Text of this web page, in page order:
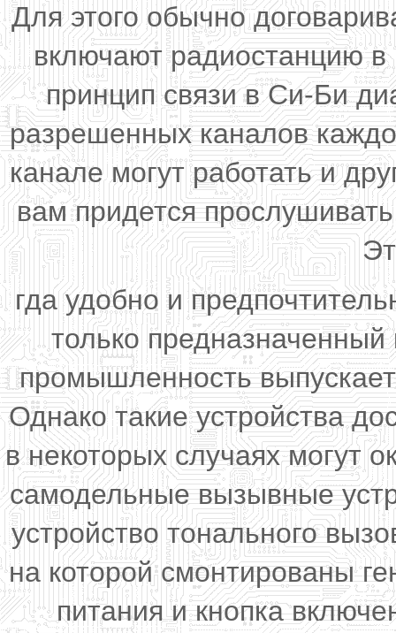
Для этого обычно
включают радиостанцию
принцип связи в Си-Би
разрешенных каналов
канале могут работать и
вам придется
гда удобно и
только
промышленность
Однако такие устройства
в некоторых случаях могут
самодельные вызывные
устройство тонального
на которой смонтированы
питания и кнопка